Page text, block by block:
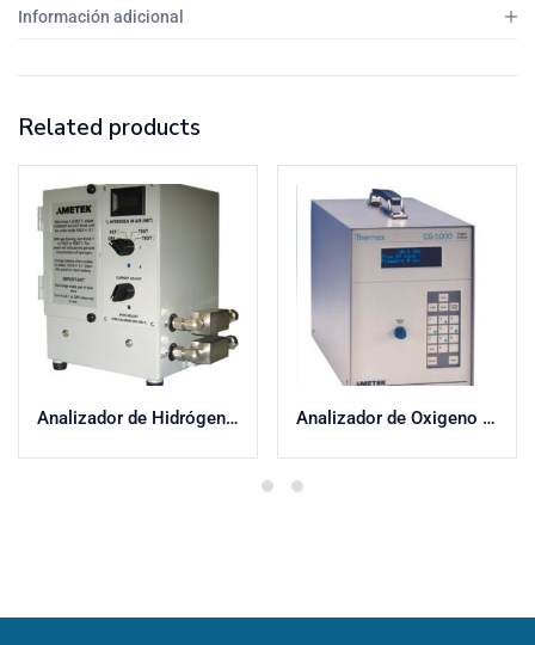
Información adicional
Related products
Analizador de Hidrógeno Portátil 120HD Analizador de Oxigeno CG1000